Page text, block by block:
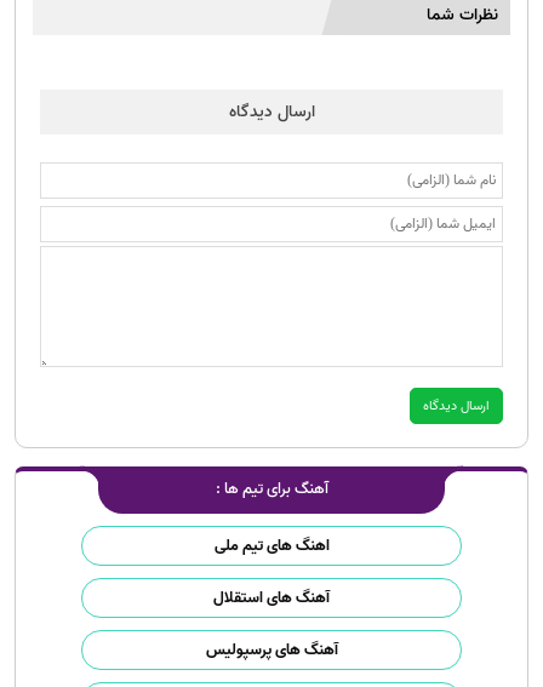
آهنگ برای تیم ها :
اهنگ های تیم ملی
آهنگ های استقلال
آهنگ های پرسپولیس
نظرات شما
ارسال دیدگاه